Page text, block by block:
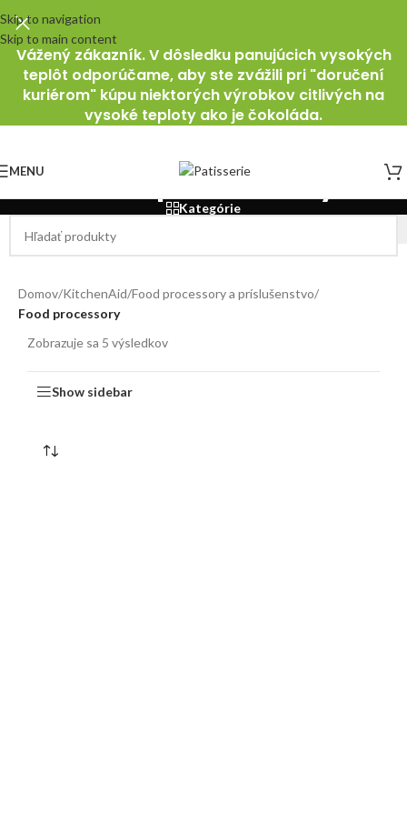
Skip to navigation
Skip to main content
Vážený zákazník. V dôsledku panujúcich vysokých
teplôt odporúčame, aby ste zvážili pri "doručení
kuriérom" kúpu niektorých výrobkov citlivých na
vysoké teploty ako je čokoláda.
MENU Food processory
Kategórie
Domov/KitchenAid/Food processory a príslušenstvo/
Food processory
Zobrazuje sa 5 výsledkov
Show sidebar